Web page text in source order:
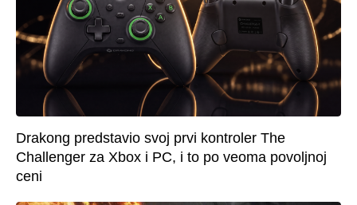
Drakong predstavio svoj prvi kontroler The
Challenger za Xbox i PC, i to po veoma povoljnoj
ceni